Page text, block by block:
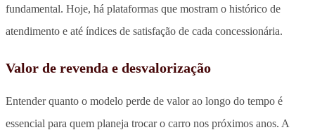
fundamental. Hoje, há plataformas que mostram o histórico de
atendimento e até índices de satisfação de cada concessionária.
Valor de revenda e desvalorização
Entender quanto o modelo perde de valor ao longo do tempo é
essencial para quem planeja trocar o carro nos próximos anos. A